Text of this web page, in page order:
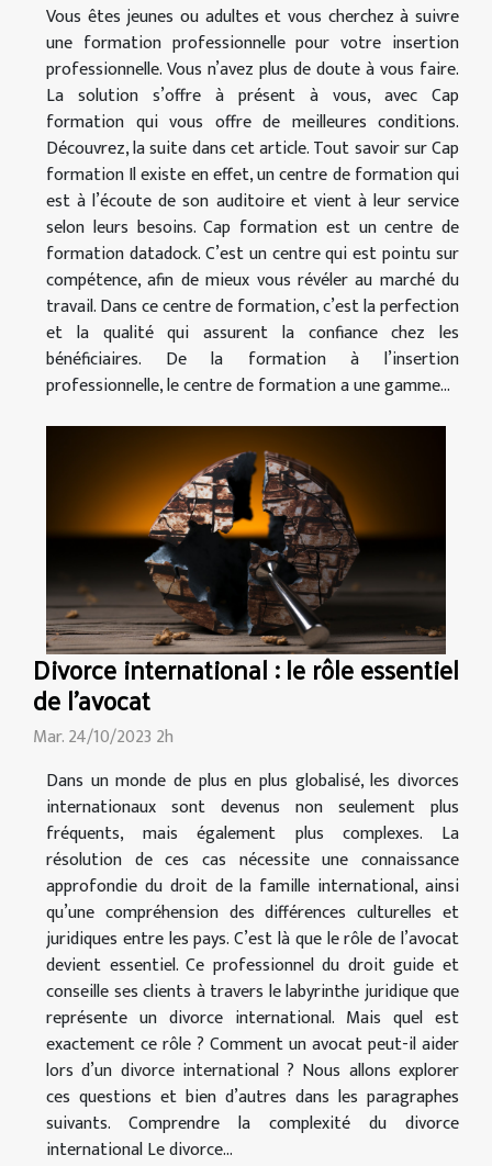
Vous êtes jeunes ou adultes et vous cherchez à suivre
une formation professionnelle pour votre insertion
professionnelle. Vous n’avez plus de doute à vous faire.
La solution s’offre à présent à vous, avec Cap
formation qui vous offre de meilleures conditions.
Découvrez, la suite dans cet article. Tout savoir sur Cap
formation Il existe en effet, un centre de formation qui
est à l’écoute de son auditoire et vient à leur service
selon leurs besoins. Cap formation est un centre de
formation datadock. C’est un centre qui est pointu sur
compétence, afin de mieux vous révéler au marché du
travail. Dans ce centre de formation, c’est la perfection
et la qualité qui assurent la confiance chez les
bénéficiaires. De la formation à l’insertion
professionnelle, le centre de formation a une gamme...
Divorce international : le rôle essentiel
de l'avocat
Mar. 24/10/2023 2h
Dans un monde de plus en plus globalisé, les divorces
internationaux sont devenus non seulement plus
fréquents, mais également plus complexes. La
résolution de ces cas nécessite une connaissance
approfondie du droit de la famille international, ainsi
qu’une compréhension des différences culturelles et
juridiques entre les pays. C’est là que le rôle de l’avocat
devient essentiel. Ce professionnel du droit guide et
conseille ses clients à travers le labyrinthe juridique que
représente un divorce international. Mais quel est
exactement ce rôle ? Comment un avocat peut-il aider
lors d’un divorce international ? Nous allons explorer
ces questions et bien d’autres dans les paragraphes
suivants. Comprendre la complexité du divorce
international Le divorce...